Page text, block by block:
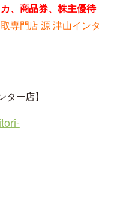
、商品券、株主優待
専門店 源 津山インタ
ー店】